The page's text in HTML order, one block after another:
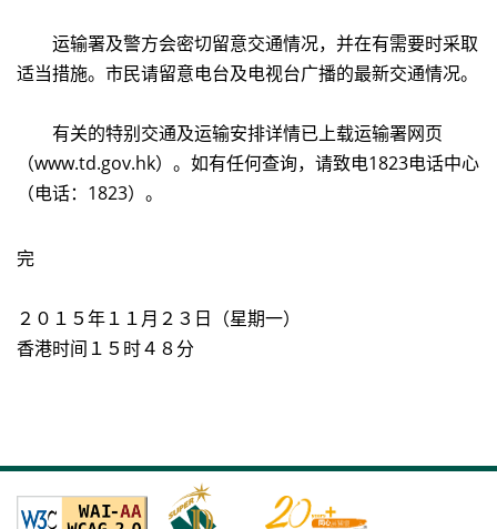
运输署及警方会密切留意交通情况，并在有需要时采取
适当措施。市民请留意电台及电视台广播的最新交通情况。
有关的特别交通及运输安排详情已上载运输署网页
（www.td.gov.hk）。如有任何查询，请致电1823电话中心
（电话：1823）。
完
２０１５年１１月２３日（星期一）
香港时间１５时４８分